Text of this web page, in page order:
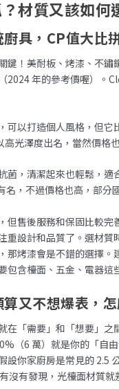
材質又該如何
具，CP值大比
鍵！美耐板、烤漆、不
2024 年的參考價喔）
可以打造個人風格，但
光澤度出名，當然價格
菌，清潔起來也輕鬆，
，不過價格也高，部分
但售後服務和保固比較
重設計和品質了。選材
那烤漆會是不錯的選擇
包含檯面、五金、電器這
又不想爆表，怎
在「需要」和「想要」
（6 萬）就是你的「自
設你家廚房是常見的 2.5
有發現，光檯面材質就